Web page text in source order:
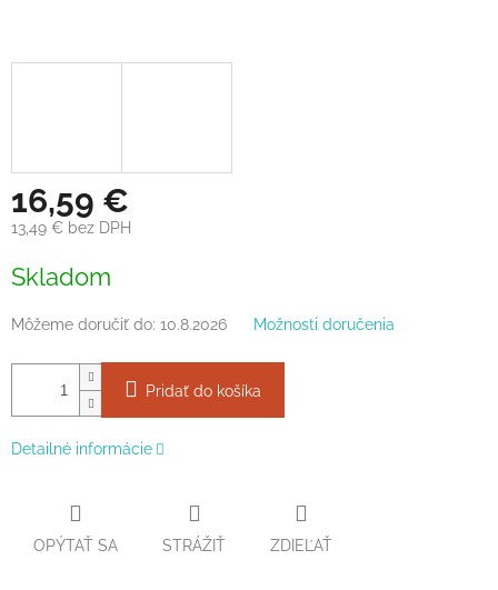
16,59 €
13,49 € bez DPH
cena:
Skladom
Môžeme doručiť do: 10.8.2026 Možnosti doručenia
Pridať do košíka
Detailné informácie
OPÝTAŤ SA STRÁŽIŤ ZDIEĽAŤ